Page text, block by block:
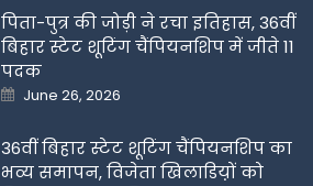
पिता-पुत्र की जोड़ी ने रचा इतिहास, 36वीं
बिहार स्टेट शूटिंग चैंपियनशिप में जीते 11
पदक
Posted
on
June 26, 2026
36वीं बिहार स्टेट शूटिंग चैंपियनशिप का
भव्य समापन, विजेता खिलाडिय़ों को